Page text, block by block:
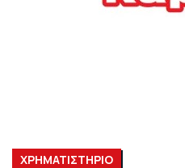
ΧΡΗΜΑΤΙΣΤΗΡΙΟ